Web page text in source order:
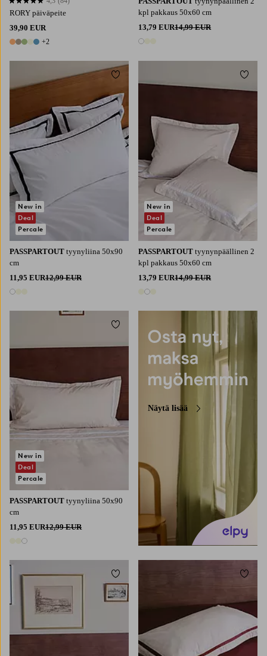
RORY päiväpeite
39,90 EUR
7 värejä
+2
4,3 perustuen 84 arvosanaan
kpl pakkaus 50x60 cm
13,79 EUR14,99 EUR
3 värejä
PASSPARTOUT tyynyliina 50x90
cm
11,95 EUR12,99 EUR
3 värejä
New in
Deal
Percale
Lisää suosikkeihin
PASSPARTOUT tyynynpäällinen 2
kpl pakkaus 50x60 cm
13,79 EUR14,99 EUR
3 värejä
New in
Deal
Percale
Lisää
PASSPARTOUT tyynyliina 50x90
cm
11,95 EUR12,99 EUR
3 värejä
New in
Deal
Percale
Lisää suosikkeihin
Näytä lisää
Lisää suosikkeihin Lisää